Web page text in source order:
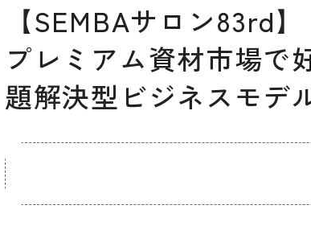
ODCクラウドソー
ポリシーソーシャルメディアポリシー
【SEMBAサロン83rd
プレミアム資材市場
題解決型ビジネスモデ